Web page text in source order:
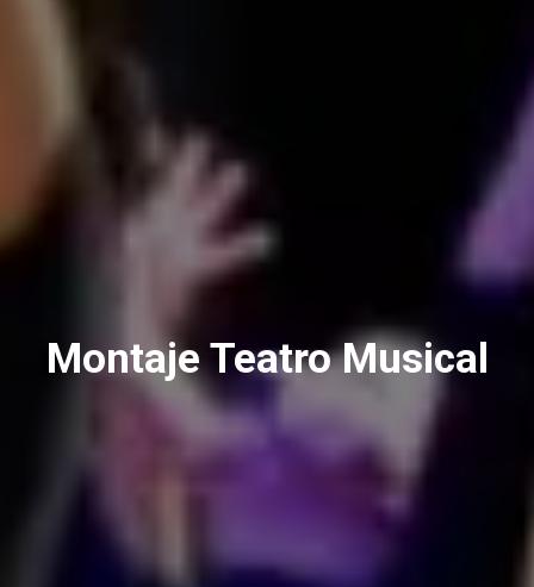
Montaje Teatro Musical